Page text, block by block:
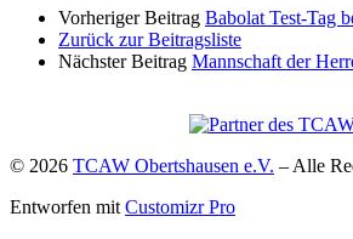
Vorheriger Beitrag Babolat Test-Tag
Zurück zur Beitragsliste
Nächster Beitrag Mannschaft der
© 2026 TCAW Obertshausen e.V. – Alle
Entworfen mit Customizr Pro